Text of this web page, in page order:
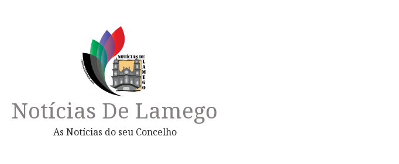
Notícias De Lamego
As Notícias do seu Concelho